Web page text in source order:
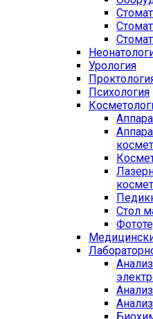
Урология
Психология
Стол